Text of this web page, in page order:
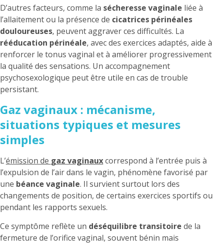
D’autres facteurs, comme la sécheresse vaginale liée à
l’allaitement ou la présence de cicatrices périnéales
douloureuses, peuvent aggraver ces difficultés. La
rééducation périnéale, avec des exercices adaptés, aide à
renforcer le tonus vaginal et à améliorer progressivement
la qualité des sensations. Un accompagnement
psychosexologique peut être utile en cas de trouble
persistant.
Gaz vaginaux : mécanisme,
situations typiques et mesures
simples
L’émission de gaz vaginauxcorrespond à l’entrée puis à
l’expulsion de l’air dans le vagin, phénomène favorisé par
une béance vaginale. Il survient surtout lors des
changements de position, de certains exercices sportifs ou
pendant les rapports sexuels.
Ce symptôme reflète un déséquilibre transitoire de la
fermeture de l’orifice vaginal, souvent bénin mais